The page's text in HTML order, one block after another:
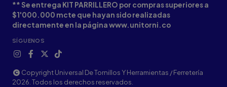
** Se entrega KIT PARRILLERO por compras superiores a
$1'000.000 mcte que hayan sido realizadas
directamente en la página www.unitorni.co
SÍGUENOS
Copyright Universal De Tornillos Y Herramientas / Ferretería
2026. Todos los derechos reservados.